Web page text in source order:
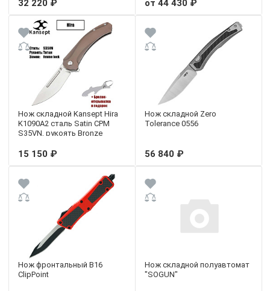
32 220 ₽ от 44 430 ₽
Нож складной Kansept Hira
K1090A2 сталь Satin CPM
S35VN, рукоять Bronze
15 150 ₽
Нож складной Zero
Tolerance 0556
56 840 ₽
Нож фронтальный B16
ClipPoint
Нож складной полуавтомат
"SOGUN"